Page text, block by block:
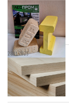
28.11.2025